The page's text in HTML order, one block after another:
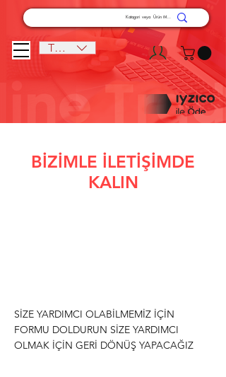
TRY (₺)
BİZİMLE İLETİŞİMDE
KALIN
SİZE YARDIMCI OLABİLMEMİZ İÇİN
FORMU DOLDURUN SİZE YARDIMCI
OLMAK İÇİN GERİ DÖNÜŞ YAPACAĞIZ